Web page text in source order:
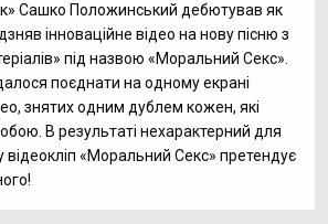
Сашко Положинський дебютував як
інноваційне відео на нову пісню з
під назвою «Моральний Секс».
поєднати на одному екрані
знятих одним дублем кожен, які
В результаті нехарактерний для
відеокліп «Моральний Секс» претендує